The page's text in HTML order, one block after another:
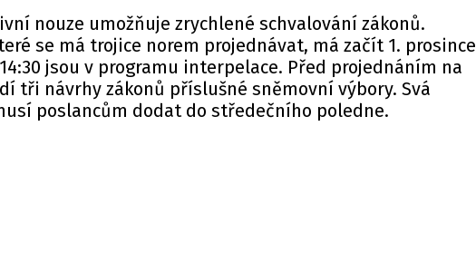
nouze umožňuje zrychlené schvalování zákonů.
se má trojice norem projednávat, má začít 1. prosince
jsou v programu interpelace. Před projednáním na
tři návrhy zákonů příslušné sněmovní výbory. Svá
poslancům dodat do středečního poledne.